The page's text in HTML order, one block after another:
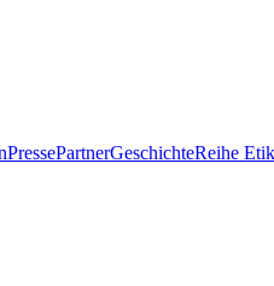
PressePartnerGeschichteReihe